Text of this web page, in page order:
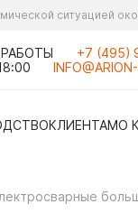
ситуацией
+7 (495)
КЛИЕНТАМО